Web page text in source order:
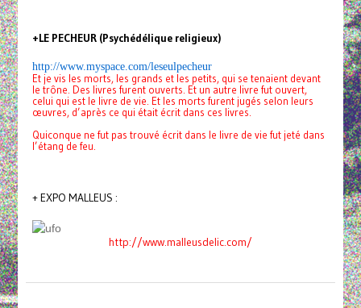
+LE PECHEUR (Psychédélique religieux)
http://www.myspace.com/leseulpecheur
Et je vis les morts, les grands et les petits, qui se tenaient devant
le trône. Des livres furent ouverts. Et un autre livre fut ouvert,
celui qui est le livre de vie. Et les morts furent jugés selon leurs
œuvres, d’après ce qui était écrit dans ces livres.
Quiconque ne fut pas trouvé écrit dans le livre de vie fut jeté dans
l’étang de feu.
+ EXPO MALLEUS :
http://www.malleusdelic.com/